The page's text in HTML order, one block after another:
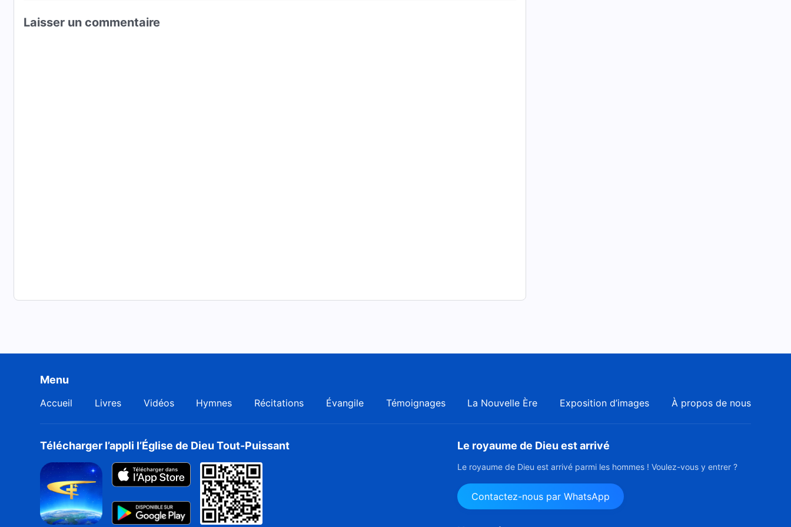
Laisser un commentaire
Menu
Accueil Livres Vidéos Hymnes Récitations Évangile Témoignages La Nouvelle Ère Exposition d’images À propos de nous
Télécharger l’appli l’Église de Dieu Tout-Puissant Le royaume de Dieu est arrivé
Le royaume de Dieu est arrivé parmi les hommes ! Voulez-vous y entrer ?
Contactez-nous par WhatsApp